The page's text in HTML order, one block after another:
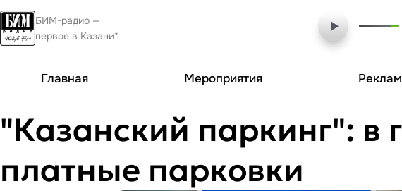
БИМ-радио —
первое в Казани*
Главная Мероприятия
"Казанский паркинг": в
платные парковки